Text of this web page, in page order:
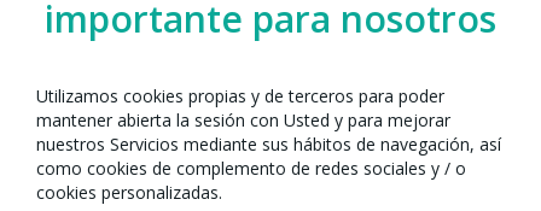
importante para nosotros
Utilizamos cookies propias y de terceros para poder
mantener abierta la sesión con Usted y para mejorar
nuestros Servicios mediante sus hábitos de navegación, así
como cookies de complemento de redes sociales y / o
cookies personalizadas.
c. Elisabets 10, -interior- | 08001 Barcelona (
mapa)
Catalunya L1, L3.
Entrada gratuita previa inscripción, aforo limitado.
Any Nou Xinès con Barcelona presenta la
actividad organizada por: